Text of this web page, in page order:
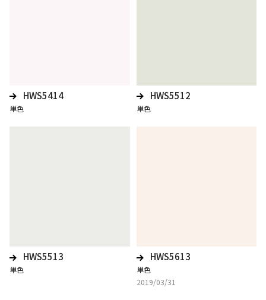
HWS5414
単色
HWS5512
単色
HWS5513
単色
HWS5613
単色
2019/03/31